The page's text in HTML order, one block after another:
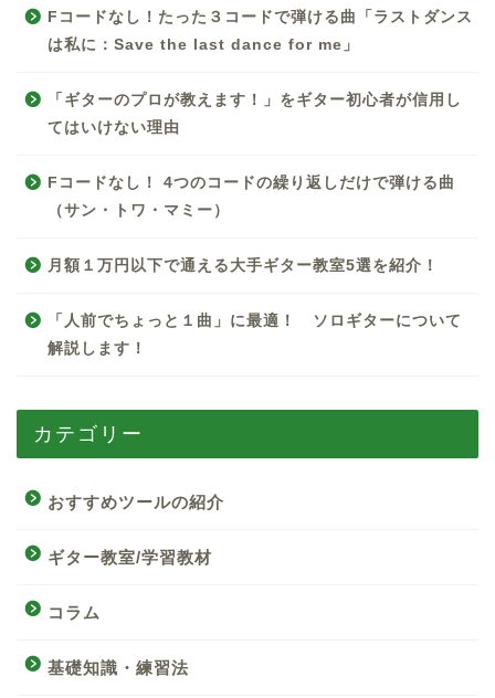
Fコードなし！たった３コードで弾ける曲「ラストダンス
は私に：Save the last dance for me」
「ギターのプロが教えます！」をギター初心者が信用し
てはいけない理由
Fコードなし！ 4つのコードの繰り返しだけで弾ける曲
（サン・トワ・マミー）
月額１万円以下で通える大手ギター教室5選を紹介！
「人前でちょっと１曲」に最適！ ソロギターについて
解説します！
カテゴリー
おすすめツールの紹介
ギター教室/学習教材
コラム
基礎知識・練習法